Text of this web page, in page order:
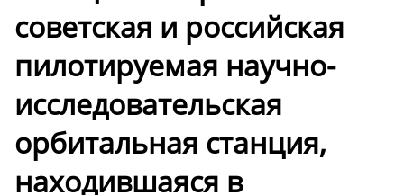
советская и российская
пилотируемая научно-
исследовательская
орбитальная станция,
находившаяся в